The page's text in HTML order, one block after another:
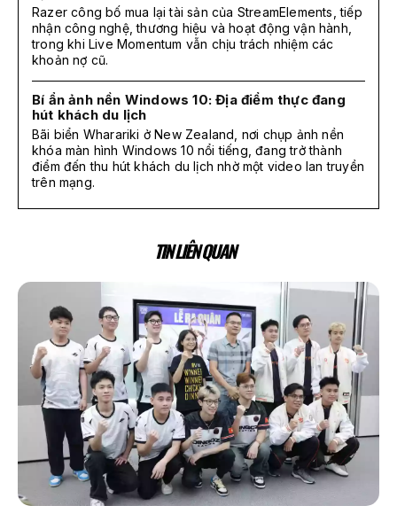
Razer công bố mua lại tài sản của StreamElements, tiếp
nhận công nghệ, thương hiệu và hoạt động vận hành,
trong khi Live Momentum vẫn chịu trách nhiệm các
khoản nợ cũ.
Bí ẩn ảnh nền Windows 10: Địa điểm thực đang
hút khách du lịch
Bãi biển Wharariki ở New Zealand, nơi chụp ảnh nền
khóa màn hình Windows 10 nổi tiếng, đang trở thành
điểm đến thu hút khách du lịch nhờ một video lan truyền
trên mạng.
TIN LIÊN QUAN